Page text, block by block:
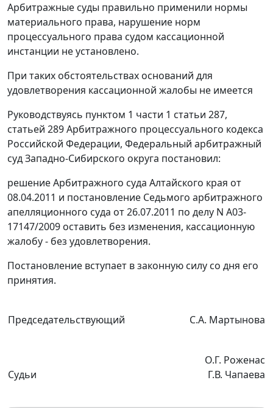
Арбитражные суды правильно применили нормы
материального права, нарушение норм
процессуального права судом кассационной
инстанции не установлено.
При таких обстоятельствах оснований для
удовлетворения кассационной жалобы не имеется
Руководствуясь пунктом 1 части 1 статьи 287,
статьей 289Арбитражного процессуального кодекса
Российской Федерации, Федеральный арбитражный
суд Западно-Сибирского округа постановил:
решение Арбитражного суда Алтайского края от
08.04.2011 и постановление Седьмого арбитражного
апелляционного суда от 26.07.2011 по делу N А03-
17147/2009 оставить без изменения, кассационную
жалобу - без удовлетворения.
Постановление вступает в законную силу со дня его
принятия.
Председательствующий С.А. Мартынова
Судьи
О.Г. Роженас
Г.В. Чапаева